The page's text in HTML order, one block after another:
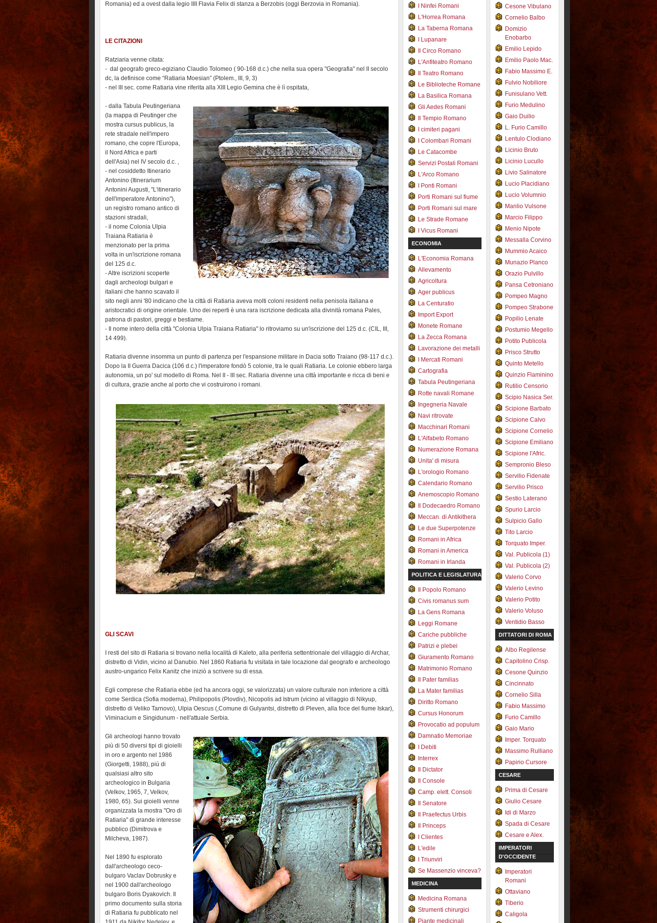
Romania) ed a ovest dalla legio IIII Flavia Felix di stanza a Berzobis (oggi Berzovia in Romania).
LE CITAZIONI
Ratziaria venne citata:
- dal geografo greco-egiziano Claudio Tolomeo ( 90-168 d.c.) che nella sua opera "Geografia" nel II secolo
dc, la definisce come “Ratiaria Moesian” (Ptolem., III, 9, 3)
- nel III sec. come Ratiaria vine riferita alla XIII Legio Gemina che è lì ospitata,
- dalla Tabula Peutingeriana
(la mappa di Peutinger che
mostra cursus publicus, la
rete stradale nell'impero
romano, che copre l'Europa,
il Nord Africa e parti
dell'Asia) nel IV secolo d.c. ,
- nel cosiddetto Itinerario
Antonino (Itinerarium
Antonini Augusti, "L'itinerario
dell'imperatore Antonino"),
un registro romano antico di
stazioni stradali,
- il nome Colonia Ulpia
Traiana Ratiaria è
menzionato per la prima
volta in un'iscrizione romana
del 125 d.c.
- Altre iscrizioni scoperte
dagli archeologi bulgari e
italiani che hanno scavato il
sito negli anni '80 indicano che la città di Ratiaria aveva molti coloni residenti nella penisola italiana e
aristocratici di origine orientale. Uno dei reperti è una rara iscrizione dedicata alla divinità romana Pales,
patrona di pastori, greggi e bestiame.
- Il nome intero della città "Colonia Ulpia Traiana Ratiaria" lo ritroviamo su un'iscrizione del 125 d.c. (CIL, III,
14 499).
Ratiaria divenne insomma un punto di partenza per l'espansione militare in Dacia sotto Traiano (98-117 d.c.).
Dopo la II Guerra Dacica (106 d.c.) l'imperatore fondò 5 colonie, tra le quali Ratiaria. Le colonie ebbero larga
autonomia, un po' sul modello di Roma. Nel II - III sec. Ratiaria divenne una città importante e ricca di beni e
di cultura, grazie anche al porto che vi costruirono i romani.
GLI SCAVI
I resti del sito di Ratiaria si trovano nella località di Kaleto, alla periferia settentrionale del villaggio di Archar,
distretto di Vidin, vicino al Danubio. Nel 1860 Ratiaria fu visitata in tale locazione dal geografo e archeologo
austro-ungarico Felix Kanitz che iniziò a scrivere su di essa.
Egli comprese che Ratiaria ebbe (ed ha ancora oggi, se valorizzata) un valore culturale non inferiore a città
come Serdica (Sofia moderna), Philipopolis (Plovdiv), Nicopolis ad Istrum (vicino al villaggio di Nikyup,
distretto di Veliko Tarnovo), Ulpia Oescus (,Comune di Gulyantsi, distretto di Pleven, alla foce del fiume Iskar),
Viminacium e Singidunum - nell'attuale Serbia.
Gli archeologi hanno trovato
più di 50 diversi tipi di gioielli
in oro e argento nel 1986
(Giorgetti, 1988), più di
qualsiasi altro sito
archeologico in Bulgaria
(Velkov, 1965, 7, Velkov,
1980, 65). Sui gioielli venne
organizzata la mostra "Oro di
Ratiaria" di grande interesse
pubblico (Dimitrova e
Milcheva, 1987).
Nel 1890 fu esplorato
dall'archeologo ceco-
bulgaro Vaclav Dobrusky e
nel 1900 dall'archeologo
bulgaro Boris Dyakovich. Il
primo documento sulla storia
di Ratiaria fu pubblicato nel
I Ninfei Romani
L'Horrea Romana
La Taberna Romana
I Lupanare
Il Circo Romano
L'Anfiteatro Romano
Il Teatro Romano
Le Biblioteche Romane
La Basilica Romana
Gli Aedes Romani
Il Tempio Romano
I cimiteri pagani
I Colombari Romani
Le Catacombe
Servizi Postali Romani
L'Arco Romano
I Ponti Romani
Porti Romani sul fiume
Porti Romani sul mare
Le Strade Romane
I Vicus Romani
ECONOMIA
L'Economia Romana
Allevamento
Agricoltura
Ager publicus
La Centuratio
Import Export
Monete Romane
La Zecca Romana
Lavorazione dei metalli
I Mercati Romani
Cartografia
Tabula Peutingeriana
Rotte navali Romane
Ingegneria Navale
Navi ritrovate
Macchinari Romani
L'Alfabeto Romano
Numerazione Romana
Unita' di misura
L'orologio Romano
Calendario Romano
Anemoscopio Romano
Il Dodecaedro Romano
Meccan. di Antikithera
Le due Superpotenze
Romani in Africa
Romani in America
Romani in Irlanda
POLITICA E LEGISLATURA
Il Popolo Romano
Civis romanus sum
La Gens Romana
Leggi Romane
Cariche pubbliche
Patrizi e plebei
Giuramento Romano
Matrimonio Romano
Il Pater familias
La Mater familias
Diritto Romano
Cursus Honorum
Provocatio ad populum
Damnatio Memoriae
I Debiti
Interrex
Il Dictator
Il Console
Camp. elett. Consoli
Il Senatore
Il Praefectus Urbis
Il Princeps
I Clientes
L'edile
I Triunviri
Se Massenzio vinceva?
MEDICINA
Medicina Romana
Strumenti chirurgici
Piante medicinali
Cesone Vibulano
Cornelio Balbo
Domizio
Enobarbo
Emilio Lepido
Emilio Paolo Mac.
Fabio Massimo E.
Fulvio Nobiliore
Funisulano Vett.
Furio Medulino
Gaio Duilio
L. Furio Camillo
Lentulo Clodiano
Licinio Bruto
Licinio Lucullo
Livio Salinatore
Lucio Placidiano
Lucio Volumnio
Manlio Vulsone
Marcio Filippo
Menio Nipote
Messalla Corvino
Mummio Acaico
Munazio Planco
Orazio Pulvillo
Pansa Cetroniano
Pompeo Magno
Pompeo Strabone
Popilio Lenate
Postumio Megello
Potito Publicola
Prisco Strutto
Quinto Metello
Quinzio Flaminino
Rutilio Censorio
Scipio Nasica Ser.
Scipione Barbato
Scipione Calvo
Scipione Cornelio
Scipione Emiliano
Scipione l'Afric.
Sempronio Bleso
Servilio Fidenate
Servilio Prisco
Sestio Laterano
Spurio Larcio
Sulpicio Gallo
Tito Larcio
Torquato Imper.
Val. Publicola (1)
Val. Publicola (2)
Valerio Corvo
Valerio Levino
Valerio Potito
Valerio Voluso
Ventidio Basso
DITTATORI DI ROMA
Albo Regilense
Capitolino Crisp.
Cesone Quinzio
Cincinnato
Cornelio Silla
Fabio Massimo
Furio Camillo
Gaio Mario
Imper. Torquato
Massimo Rulliano
Papirio Cursore
CESARE
Prima di Cesare
Giulio Cesare
Idi di Marzo
Spada di Cesare
Cesare e Alex.
IMPERATORI
D'OCCIDENTE
Imperatori
Romani
Ottaviano
Tiberio
Caligola